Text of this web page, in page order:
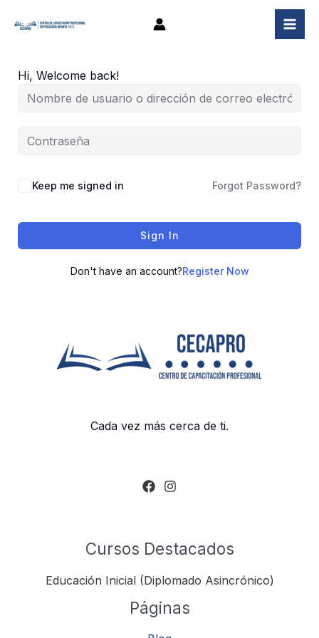
Hi, Welcome back!
Keep me signed in Forgot Password?
Sign In
Don't have an account?Register Now
Cada vez más cerca de ti.
Cursos Destacados
Educación Inicial (Diplomado Asincrónico)
Páginas